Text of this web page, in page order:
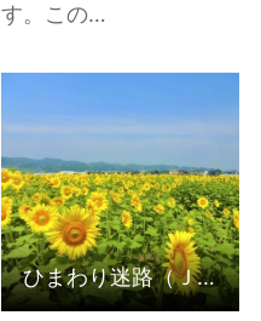
す。この…
前長崎駅西側） の詳細
はこちら
ひまわり迷路（ＪＲ羽前長崎駅西側）